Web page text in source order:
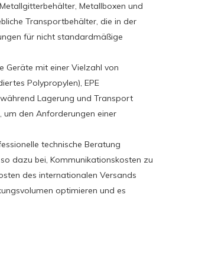
Metallboxen und
Transportbehälter, die in der
für nicht standardmäßige
Geräte mit einer Vielzahl von
Polypropylen), EPE
Lagerung und Transport
um den Anforderungen einer
technische Beratung
dazu bei, Kommunikationskosten zu
des internationalen Versands
optimieren und es